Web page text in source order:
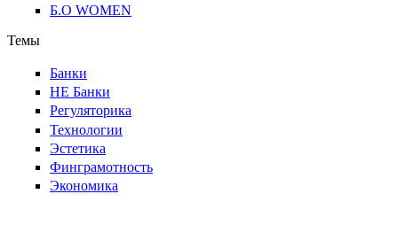
Б.О WOMEN
Темы
Банки
НЕ Банки
Регуляторика
Технологии
Эстетика
Финграмотность
Экономика